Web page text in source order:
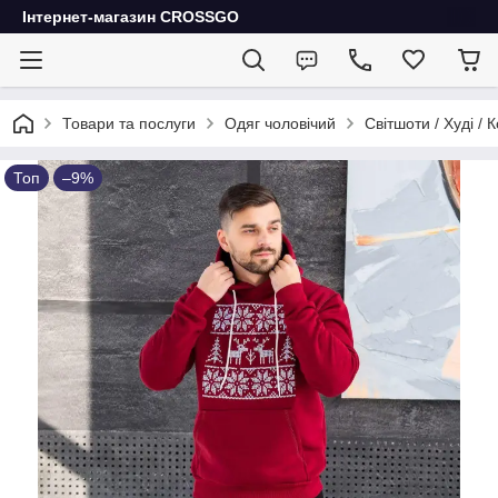
Інтернет-магазин CROSSGO
Товари та послуги Одяг чоловічий Світшоти / Худі /
Топ –9%